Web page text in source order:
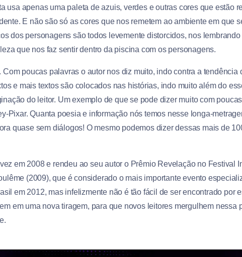
usa apenas uma paleta de azuis, verdes e outras cores que estão
E não são só as cores que nos remetem ao ambiente em que
dos personagens são todos levemente distorcidos, nos lembrando
que nos faz sentir dentro da piscina com os personagens.
poucas palavras o autor nos diz muito, indo contra a tendência
e mais textos são colocados nas histórias, indo muito além do
do leitor. Um exemplo de que se pode dizer muito com
Pixar. Quanta poesia e informação nós temos nesse longa-
quase sem diálogos! O mesmo podemos dizer dessas mais de
em 2008 e rendeu ao seu autor o Prêmio Revelação no Festival
(2009), que é considerado o mais importante evento
em 2012, mas infelizmente não é tão fácil de ser encontrado por
em uma nova tiragem, para que novos leitores mergulhem nessa